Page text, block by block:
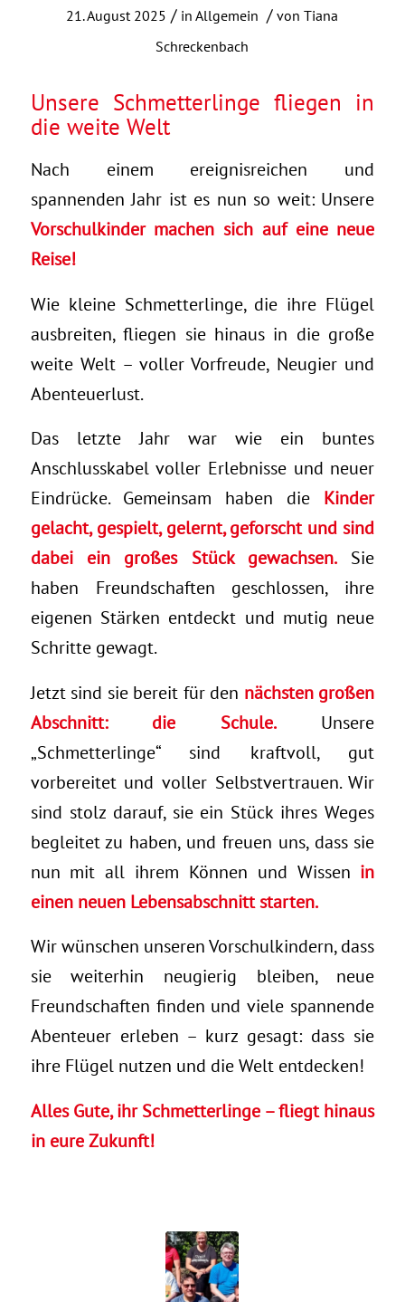
21. August 2025 / inAllgemein / vonTiana
Schreckenbach
Unsere Schmetterlinge fliegen in
die weite Welt
Nach einem ereignisreichen und
spannenden Jahr ist es nun so weit: Unsere
Vorschulkinder machen sich auf eine neue
Reise!
Wie kleine Schmetterlinge, die ihre Flügel
ausbreiten, fliegen sie hinaus in die große
weite Welt – voller Vorfreude, Neugier und
Abenteuerlust.
Das letzte Jahr war wie ein buntes
Anschlusskabel voller Erlebnisse und neuer
Eindrücke. Gemeinsam haben die Kinder
gelacht, gespielt, gelernt, geforscht und sind
dabei ein großes Stück gewachsen. Sie
haben Freundschaften geschlossen, ihre
eigenen Stärken entdeckt und mutig neue
Schritte gewagt.
Jetzt sind sie bereit für den nächsten großen
Abschnitt: die Schule.Unsere
„Schmetterlinge“ sind kraftvoll, gut
vorbereitet und voller Selbstvertrauen. Wir
sind stolz darauf, sie ein Stück ihres Weges
begleitet zu haben, und freuen uns, dass sie
nun mit all ihrem Können und Wissen in
einen neuen Lebensabschnitt starten.
Wir wünschen unseren Vorschulkindern, dass
sie weiterhin neugierig bleiben, neue
Freundschaften finden und viele spannende
Abenteuer erleben – kurz gesagt: dass sie
ihre Flügel nutzen und die Welt entdecken!
Alles Gute, ihr Schmetterlinge – fliegt hinaus
in eure Zukunft!